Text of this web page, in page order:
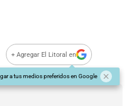
+ Agregar El Litoral en
a tus medios preferidos en Google